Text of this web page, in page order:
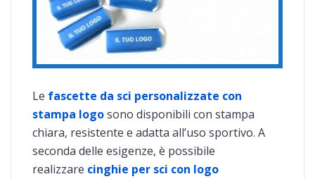
Le fascette da sci personalizzate con
stampa logosono disponibili con stampa
chiara, resistente e adatta all’uso sportivo. A
seconda delle esigenze, è possibile
realizzare cinghie per sci con logo